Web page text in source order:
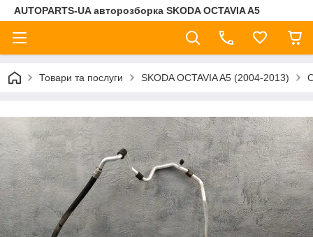
AUTOPARTS-UA авторозборка SKODA OCTAVIA A5
Товари та послуги SKODA OCTAVIA A5 (2004-2013)